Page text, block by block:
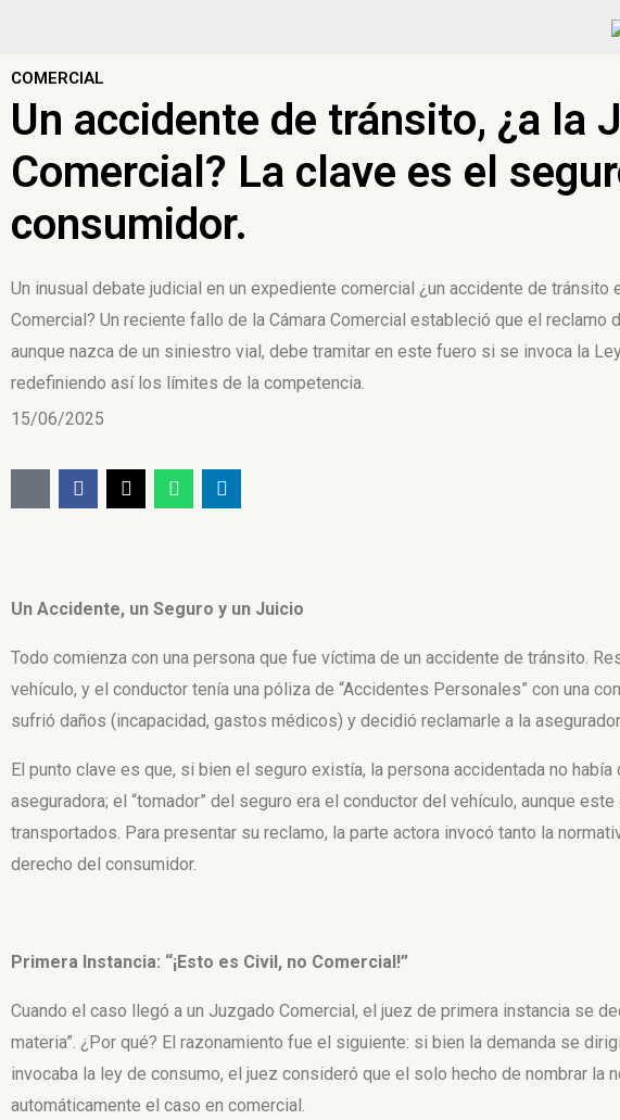
COMERCIAL
Un accidente de tránsito, ¿a la
Comercial? La clave es el
consumidor.
Un inusual debate judicial en un expediente comercial ¿un accidente de tránsito
Comercial? Un reciente fallo de la Cámara Comercial estableció que el reclamo
aunque nazca de un siniestro vial, debe tramitar en este fuero si se invoca la
redefiniendo así los límites de la competencia.
15/06/2025
Un Accidente, un Seguro y un Juicio
Todo comienza con una persona que fue víctima de un accidente de tránsito.
vehículo, y el conductor tenía una póliza de “Accidentes Personales” con una
sufrió daños (incapacidad, gastos médicos) y decidió reclamarle a la
El punto clave es que, si bien el seguro existía, la persona accidentada no
aseguradora; el “tomador” del seguro era el conductor del vehículo, aunque
transportados. Para presentar su reclamo, la parte actora invocó tanto la
derecho del consumidor.
Primera Instancia: “¡Esto es Civil, no Comercial!”
Cuando el caso llegó a un Juzgado Comercial, el juez de primera instancia se
materia”. ¿Por qué? El razonamiento fue el siguiente: si bien la demanda se
invocaba la ley de consumo, el juez consideró que el solo hecho de nombrar la
automáticamente el caso en comercial.